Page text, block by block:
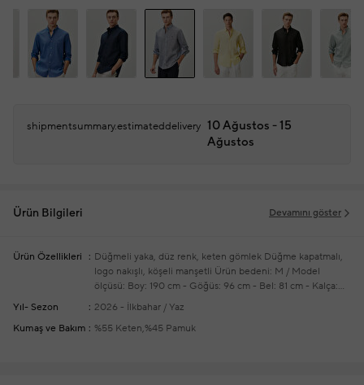
shipmentsummary.estimateddelivery 10 Ağustos - 15
Ağustos
Ürün Bilgileri Devamını göster
Ürün Özellikleri Düğmeli yaka, düz renk, keten gömlek Düğme kapatmalı,
logo nakışlı, köşeli manşetli Ürün bedeni: M / Model
ölçüsü: Boy: 190 cm - Göğüs: 96 cm - Bel: 81 cm - Kalça:
93 cm
Yeni sezon hazır giyim alışverişlerinizde ücretsiz
tadilat yapılmaktadır
Yıl- Sezon
2026 - İlkbahar / Yaz
Kumaş ve Bakım
%55 Keten,%45 Pamuk